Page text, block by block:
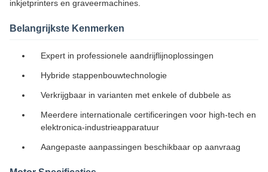
inkjetprinters en graveermachines.
Belangrijkste Kenmerken
Expert in professionele aandrijflijnoplossingen
Hybride stappenbouwtechnologie
Verkrijgbaar in varianten met enkele of dubbele as
Meerdere internationale certificeringen voor high-tech en
elektronica-industrieapparatuur
Aangepaste aanpassingen beschikbaar op aanvraag